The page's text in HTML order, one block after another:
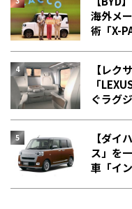
海外メ
術「X-
【レク
「
ぐラグ
【ダイ
ス」を
車「イ